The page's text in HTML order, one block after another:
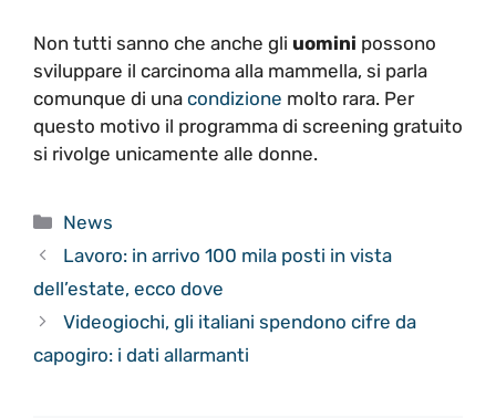
Non tutti sanno che anche gli uomini possono
sviluppare il carcinoma alla mammella, si parla
comunque di una condizione molto rara. Per
questo motivo il programma di screening gratuito
si rivolge unicamente alle donne.
Categorie
News
Lavoro: in arrivo 100 mila posti in vista
dell’estate, ecco dove
Videogiochi, gli italiani spendono cifre da
capogiro: i dati allarmanti